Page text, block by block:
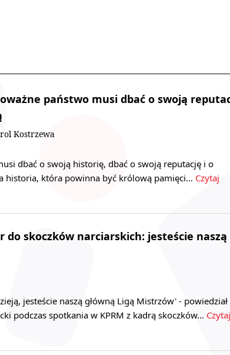
państwo musi dbać o swoją
Kostrzewa
dbać o swoją historię, dbać o swoją reputację i o
historia, która powinna być królową pamięci… Czytaj
do skoczków narciarskich: jesteście naszą
jesteście naszą główną Ligą Mistrzów' - powiedział
podczas spotkania w KPRM z kadrą skoczków… Czytaj